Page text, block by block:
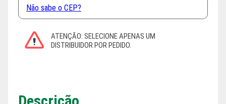
Não sabe o CEP?